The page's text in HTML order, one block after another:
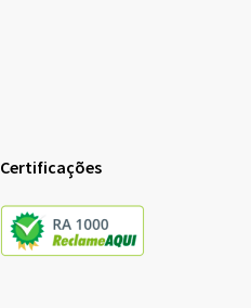
Certificações